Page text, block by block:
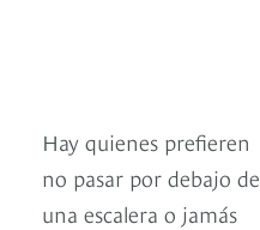
Hay quienes prefieren
no pasar por debajo de
una escalera o jamás